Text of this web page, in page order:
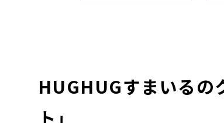
HUGHUGすまいるの